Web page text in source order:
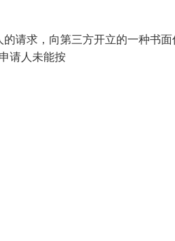
请求，向第三方开立的一种书面
请人未能按